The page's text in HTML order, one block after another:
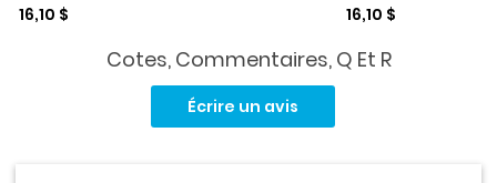
Prix de solde
16,10 $ Prix de solde
16,10 $
Cotes, Commentaires, Q Et R
Écrire un avis